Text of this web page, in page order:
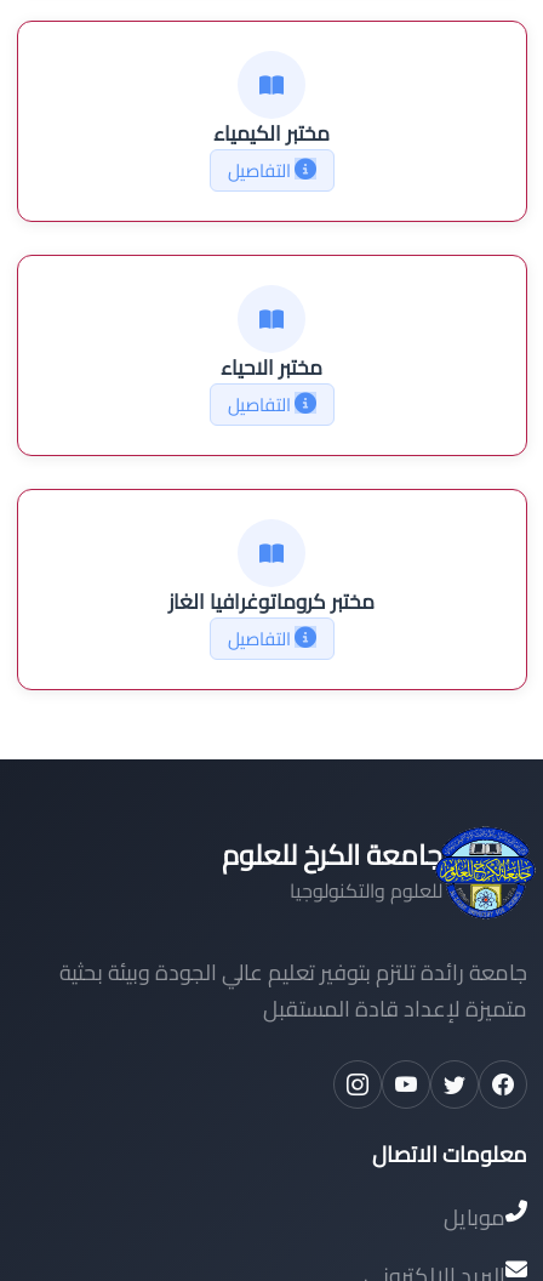
مختبر الكيمياء
التفاصيل
مختبر الاحياء
التفاصيل
مختبر كروماتوغرافيا الغاز
التفاصيل
جامعة الكرخ للعلوم
للعلوم والتكنولوجيا
جامعة رائدة تلتزم بتوفير تعليم عالي الجودة وبيئة بحثية
متميزة لإعداد قادة المستقبل
معلومات الاتصال
موبايل